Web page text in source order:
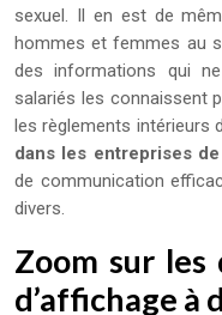
sexuel. Il en est de
hommes et femmes au
des informations qui
salariés les connaissent
les règlements intérieurs
dans les entreprises
de communication
divers.
Zoom sur
d’affichage à